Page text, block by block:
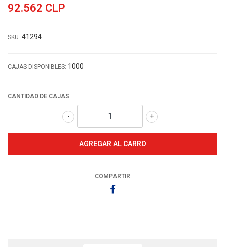
92.562 CLP
SKU: 41294
CAJAS DISPONIBLES: 1000
CANTIDAD DE CAJAS
+
-
COMPARTIR